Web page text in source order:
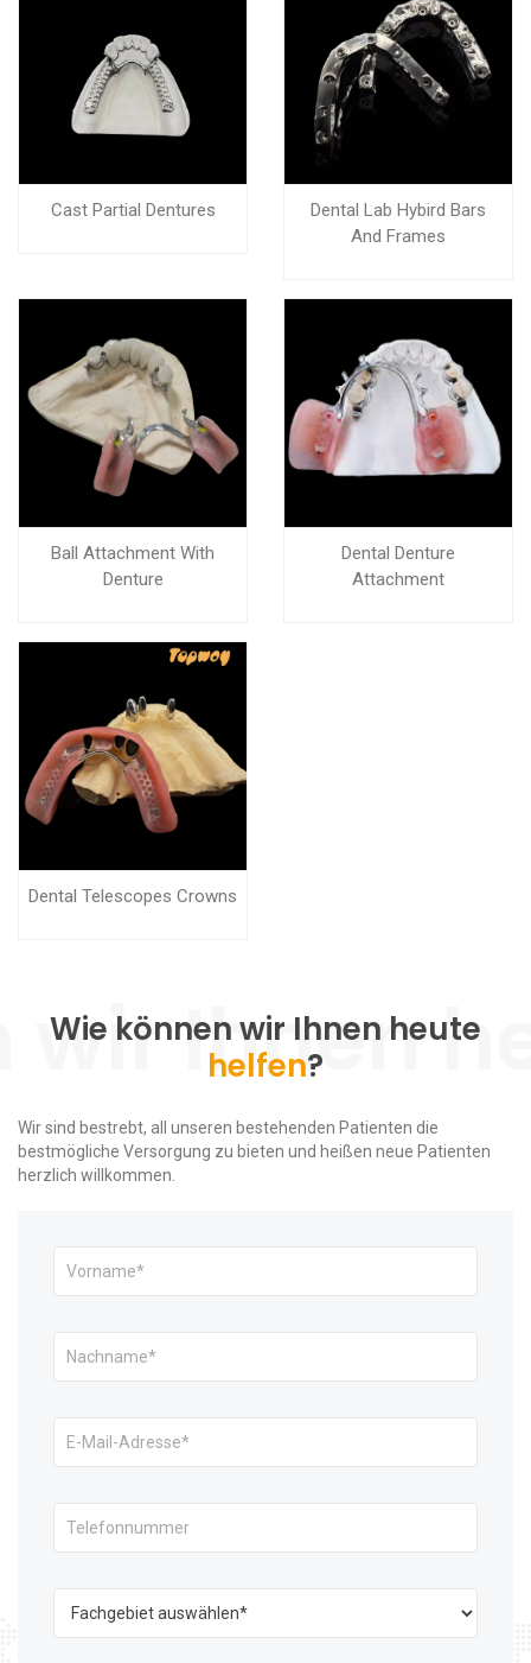
Cast Partial Dentures
Dental Lab Hybird Bars
And Frames
Ball Attachment With
Denture
Dental Denture
Attachment
Dental Telescopes Crowns
Wie können wir Ihnen heute
helfen?
Wir sind bestrebt, all unseren bestehenden Patienten die
bestmögliche Versorgung zu bieten und heißen neue Patienten
herzlich willkommen.